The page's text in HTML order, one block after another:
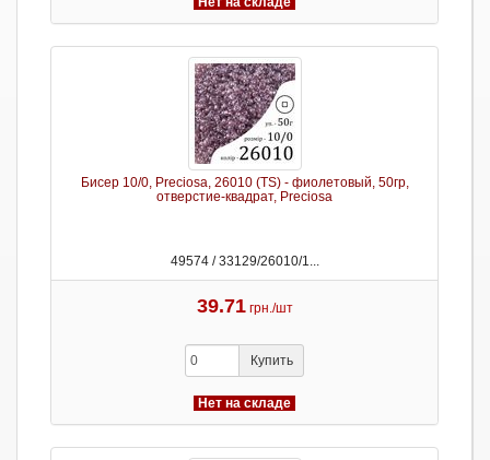
Бисер 10/0, Preciosa, 26010 (TS) - фиолетовый, 50гр,
отверстие-квадрат, Preciosa
49574 / 33129/26010/1...
39.71 грн./шт
Купить
Нет на складе